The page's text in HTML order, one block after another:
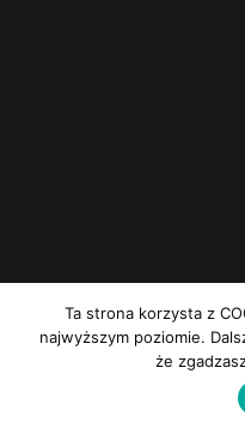
Ta strona korzysta z
najwyższym poziomie.
że